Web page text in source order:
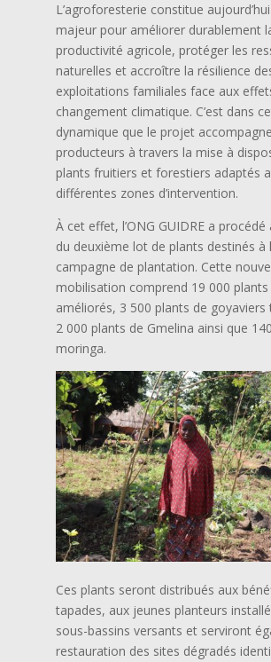
L’agroforesterie constitue
majeur pour améliorer durablement
productivité agricole, protéger les
naturelles et accroître la résilience
exploitations familiales face aux
changement climatique. C’est dans
dynamique que le projet
producteurs à travers la mise à
plants fruitiers et forestiers adaptés
différentes zones d’intervention.
À cet effet, l’ONG GUIDRE a
du deuxième lot de plants destinés à
campagne de plantation. Cette
mobilisation comprend 19 000 plants
améliorés, 3 500 plants de goyaviers
2 000 plants de Gmelina ainsi que
moringa.
Ces plants seront distribués aux
tapades, aux jeunes planteurs
sous-bassins versants et serviront
restauration des sites dégradés